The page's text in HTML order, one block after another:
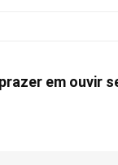
em ouvir